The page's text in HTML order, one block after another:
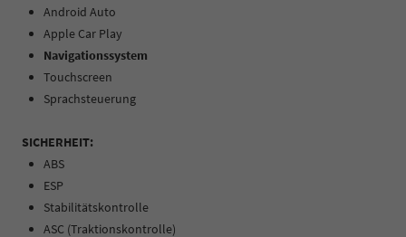
Android Auto
Apple Car Play
Navigationssystem
Touchscreen
Sprachsteuerung
SICHERHEIT:
ABS
ESP
Stabilitätskontrolle
ASC (Traktionskontrolle)